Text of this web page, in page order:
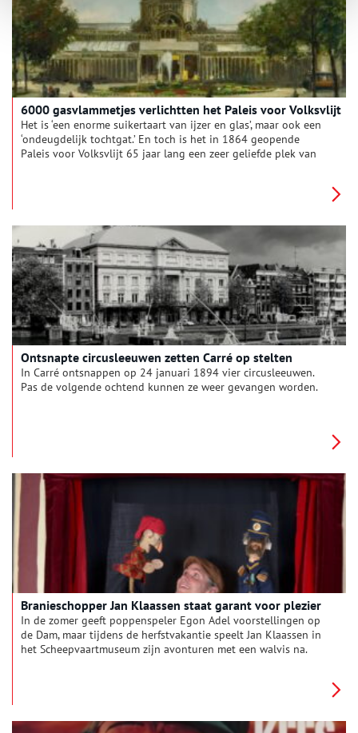
6000 gasvlammetjes verlichtten het Paleis voor Volksvlijt
Het is ‘een enorme suikertaart van ijzer en glas’, maar ook een
‘ondeugdelijk tochtgat.’ En toch is het in 1864 geopende
Paleis voor Volksvlijt 65 jaar lang een zeer geliefde plek van
Ontsnapte circusleeuwen zetten Carré op stelten
In Carré ontsnappen op 24 januari 1894 vier circusleeuwen.
Pas de volgende ochtend kunnen ze weer gevangen worden.
Branieschopper Jan Klaassen staat garant voor plezier
In de zomer geeft poppenspeler Egon Adel voorstellingen op
de Dam, maar tijdens de herfstvakantie speelt Jan Klaassen in
het Scheepvaartmuseum zijn avonturen met een walvis na.